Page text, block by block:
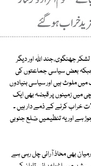
جھنگوی،جند اللہ اور دیگر
جبکہ بعض سیاسی جماعتوں کی
ملوث ہیں اور سیاسی بنیادوں
میں زمینوں پر قبضہ بھی ایک
خراب کرنے کے ذمے دار ہیں ۔
ہے اور یہ تنظیمیں ضلع جنوبی
بھی محاذ آرائی چل رہی ہے